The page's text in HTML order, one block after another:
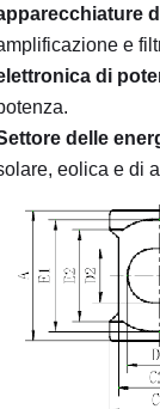
e
di
delle
eolica e di